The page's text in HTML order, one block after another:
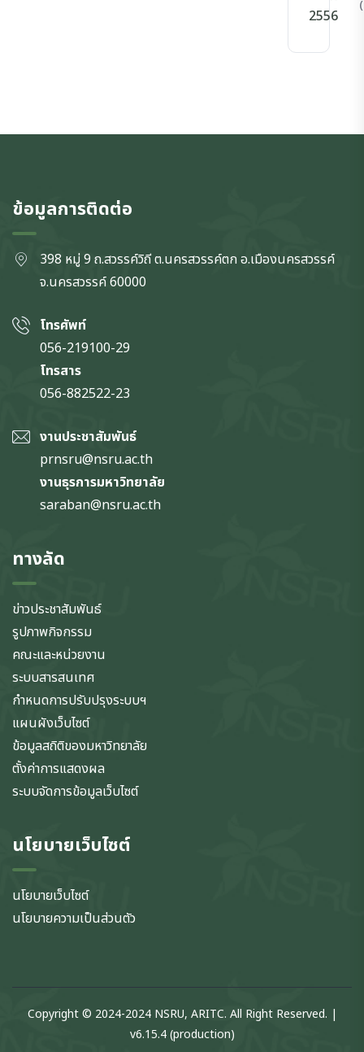
2556
ข้อมูลการติดต่อ
398 หมู่ 9 ถ.สวรรค์วิถี ต.นครสวรรค์ตก อ.เมืองนครสวรรค์
จ.นครสวรรค์60000
โทรศัพท์
056-219100-29
โทรสาร
056-882522-23
งานประชาสัมพันธ์
prnsru@nsru.ac.th
งานธุรการมหาวิทยาลัย
saraban@nsru.ac.th
ทางลัด
ข่าวประชาสัมพันธ์
รูปภาพกิจกรรม
คณะและหน่วยงาน
ระบบสารสนเทศ
กำหนดการปรับปรุงระบบฯ
แผนผังเว็บไซต์
ข้อมูลสถิติของมหาวิทยาลัย
ตั้งค่าการแสดงผล
ระบบจัดการข้อมูลเว็บไซต์
นโยบายเว็บไซต์
นโยบายเว็บไซต์
นโยบายความเป็นส่วนตัว
Copyright © 2024-2024 NSRU, ARITC. All Right Reserved. |
v6.15.4 (production)